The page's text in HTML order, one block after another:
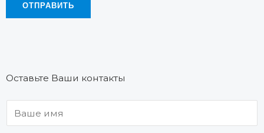
ОТПРАВИТЬ
Оставьте Ваши контакты